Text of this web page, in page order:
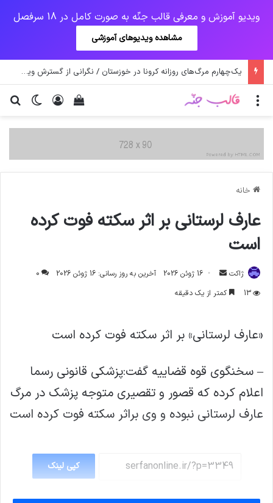
ویدیو آموزش و معرفی قالب جنّه به صورت کامل در 18 سرفصل
مشاهده ویدیوهای آموزشی
یک‌چهارم مرگ‌های روزانه کرونا در خوزستان / نگرانی از گسترش ویروس انگلیسی در تهران
تغییر ورود
دیدن سبد خرید منو
خانه
عارف لرستانی بر اثر سکته فوت کرده
است
ژاکت
ارسال
ایمیل
16 ژوئن 2026 آخرین به روز رسانی: 16 ژوئن 2026
0
13
کمتر از یک دقیقه
«عارف لرستانی» بر اثر سکته فوت کرده است
– سخنگوی قوه قضاییه گفت:‌پزشکی قانونی رسما
اعلام کرده که قصور و تقصیری متوجه پزشک در مرگ
عارف لرستانی نبوده و وی براثر سکته فوت کرده است
کپی لینک